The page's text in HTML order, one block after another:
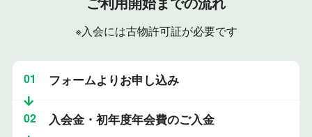
※入会には古物許可証が必要です
01 フォームよりお申し込み
02 入会金・初年度年会費のご入金